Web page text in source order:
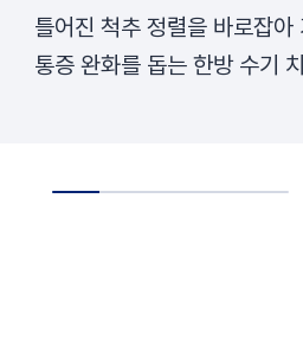
틀어진 척추 정렬을 바로잡아
통증 완화를 돕는 한방 수기